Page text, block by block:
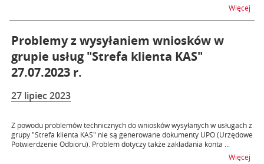
Więcej
Problemy z wysyłaniem wniosków w
grupie usług "Strefa klienta KAS"
27.07.2023 r.
27 lipiec 2023
Z powodu problemów technicznych do wniosków wysyłanych w usługach z
grupy "Strefa klienta KAS" nie są generowane dokumenty UPO (Urzędowe
Potwierdzenie Odbioru). Problem dotyczy także zakładania konta ...
Więcej